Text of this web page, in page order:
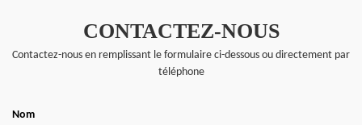
CONTACTEZ-NOUS
Contactez-nous en remplissant le formulaire ci-dessous ou directement par
téléphone
Nom